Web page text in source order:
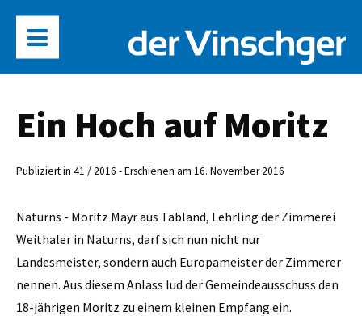
Ein Hoch auf Moritz
Publiziert in 41 / 2016 - Erschienen am 16. November 2016
Naturns - Moritz Mayr aus ­Tabland, Lehrling der Zimmerei
Weithaler in Naturns, darf sich nun nicht nur
Landesmeister, sondern auch Europameister der Zimmerer
nennen. Aus diesem Anlass lud der Gemeindeausschuss den
18-jährigen Moritz zu einem kleinen ­Empfang ein.